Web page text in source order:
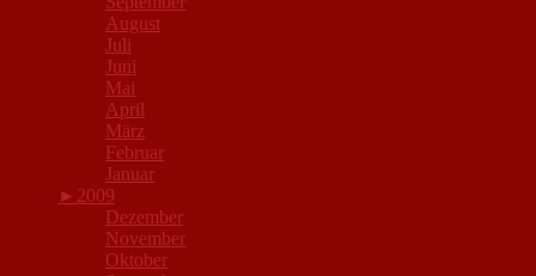
August
Juli
Juni
Mai
April
März
Februar
Januar
► 2009
Dezember
November
Oktober